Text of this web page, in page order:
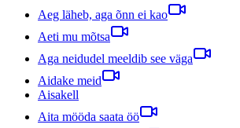
Aeg läheb, aga õnn ei kao
Aeti mu mõtsa
Aga neidudel meeldib see väga
Aidake meid
Aisakell
Aita mööda saata öö